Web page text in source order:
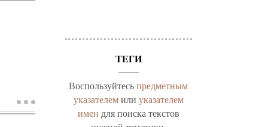
о
делёз
ТЕГИ
Воспользуйтесьпредметным
указателемили указателем
имен для поиска текстов